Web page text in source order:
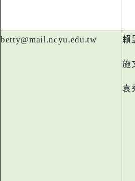
betty@mail.ncyu.edu.tw 賴
施
袁